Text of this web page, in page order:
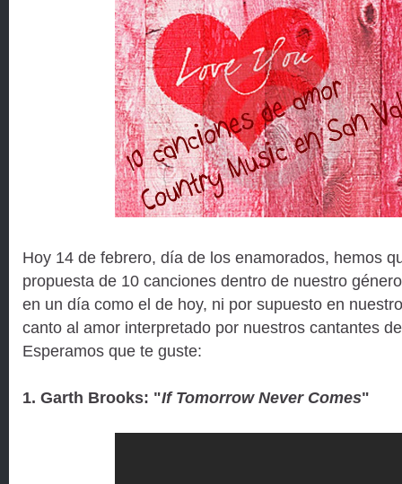
Hoy 14 de febrero, día de los enamorados, hemos
propuesta de 10 canciones dentro de nuestro
en un día como el de hoy, ni por supuesto en
canto al amor interpretado por nuestros cantantes
Esperamos que te guste:
1. Garth Brooks: "If Tomorrow Never Comes"